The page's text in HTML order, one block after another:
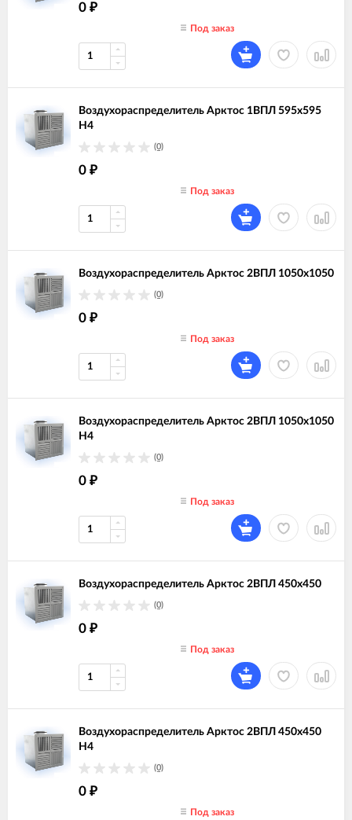
0 ₽
Под заказ
Воздухораспределитель Арктос 1ВПЛ 595х595
Н4
(0)
0 ₽
Под заказ
Воздухораспределитель Арктос 2ВПЛ 1050х1050
(0)
0 ₽
Под заказ
Воздухораспределитель Арктос 2ВПЛ 1050х1050
Н4
(0)
0 ₽
Под заказ
Воздухораспределитель Арктос 2ВПЛ 450х450
(0)
0 ₽
Под заказ
Воздухораспределитель Арктос 2ВПЛ 450х450
Н4
(0)
0 ₽
Под заказ